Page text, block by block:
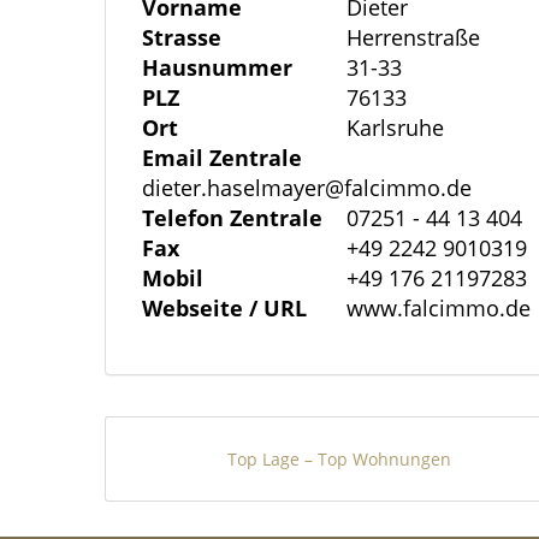
sich im Erdgeschoß. Das geplante
Massivbauweise als dreigeschossiges
Staffelgeschoss als KfW 55 Haus
Attika. Je Geschoss werden zwei
Dachgeschoss/Penthouse je eine
sind barrierefrei.
Die Einheiten im Erdgeschoss bzw.
Balkon. Durch ihre Lage und
Dachterrassen. Die Grundrisse zeigen
großflächiger bodentiefer Verglasung
ausreichend Platz zum Spielen und/
Vorname
Dieter
Strasse
Herrenstraße
Hausnummer
31-33
PLZ
76133
Ort
Karlsruhe
Email Zentrale
dieter.haselmayer@falcimmo.de
Telefon Zentrale
07251 - 44 13 404
Fax
+49 2242 9010319
Mobil
+49 176 21197283
Webseite / URL
www.falcimmo.de
Top Lage – Top Wohnungen